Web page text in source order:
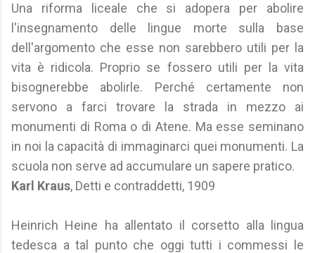
Una riforma liceale che si adopera per abolire
l'insegnamento delle lingue morte sulla base
dell'argomento che esse non sarebbero utili per la
vita è ridicola. Proprio se fossero utili per la vita
bisognerebbe abolirle. Perché certamente non
servono a farci trovare la strada in mezzo ai
monumenti di Roma o di Atene. Ma esse seminano
in noi la capacità di immaginarci quei monumenti. La
scuola non serve ad accumulare un sapere pratico.
Karl Kraus, Detti e contraddetti, 1909
Heinrich Heine ha allentato il corsetto alla lingua
tedesca a tal punto che oggi tutti i commessi le